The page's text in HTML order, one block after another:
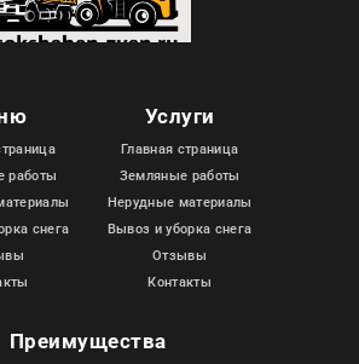
работы
снега
Услуги
Главная страница
Земляные работы
Нерудные материалы
Вывоз и уборка снега
Отзывы
Контакты
Преимущества